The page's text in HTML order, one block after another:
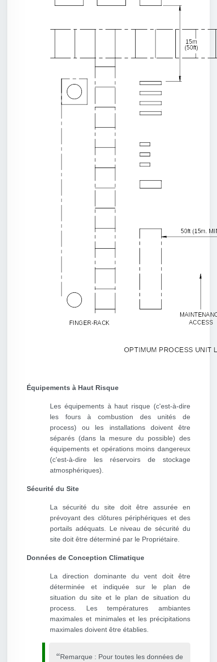
Équipements à Haut Risque
Les équipements à haut risque (c'est-à-dire
les fours à combustion des unités de
process) ou les installations doivent être
séparés (dans la mesure du possible) des
équipements et opérations moins dangereux
(c'est-à-dire les réservoirs de stockage
atmosphériques).
Sécurité du Site
La sécurité du site doit être assurée en
prévoyant des clôtures périphériques et des
portails adéquats. Le niveau de sécurité du
site doit être déterminé par le Propriétaire.
Données de Conception Climatique
La direction dominante du vent doit être
déterminée et indiquée sur le plan de
situation du site et le plan de situation du
process. Les températures ambiantes
maximales et minimales et les précipitations
maximales doivent être établies.
Remarque : Pour toutes les données de